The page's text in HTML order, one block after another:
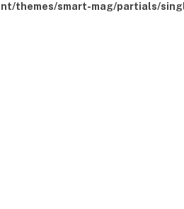
themes/smart-mag/partials/